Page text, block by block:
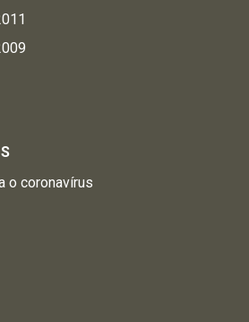
o coronavírus